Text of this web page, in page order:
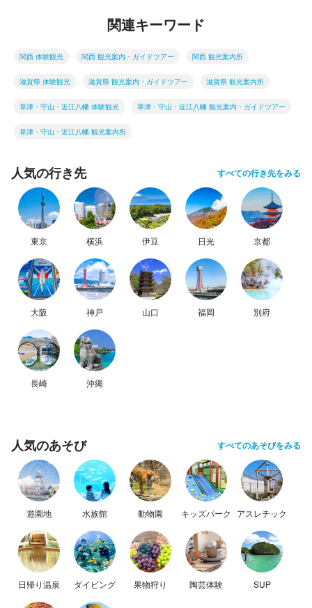
関連キーワード
関西 体験観光 関西 観光案内・ガイドツアー 関西 観光案内所
滋賀県 体験観光 滋賀県 観光案内・ガイドツアー 滋賀県 観光案内所
草津・守山・近江八幡 体験観光 草津・守山・近江八幡 観光案内・ガイドツアー
草津・守山・近江八幡 観光案内所
人気の行き先 すべての行き先をみる
東京 横浜 伊豆 日光 京都
大阪 神戸 山口 福岡 別府
長崎 沖縄
人気のあそび すべてのあそびをみる
遊園地 水族館 動物園 キッズパーク アスレチック
日帰り温泉 ダイビング 果物狩り 陶芸体験 SUP